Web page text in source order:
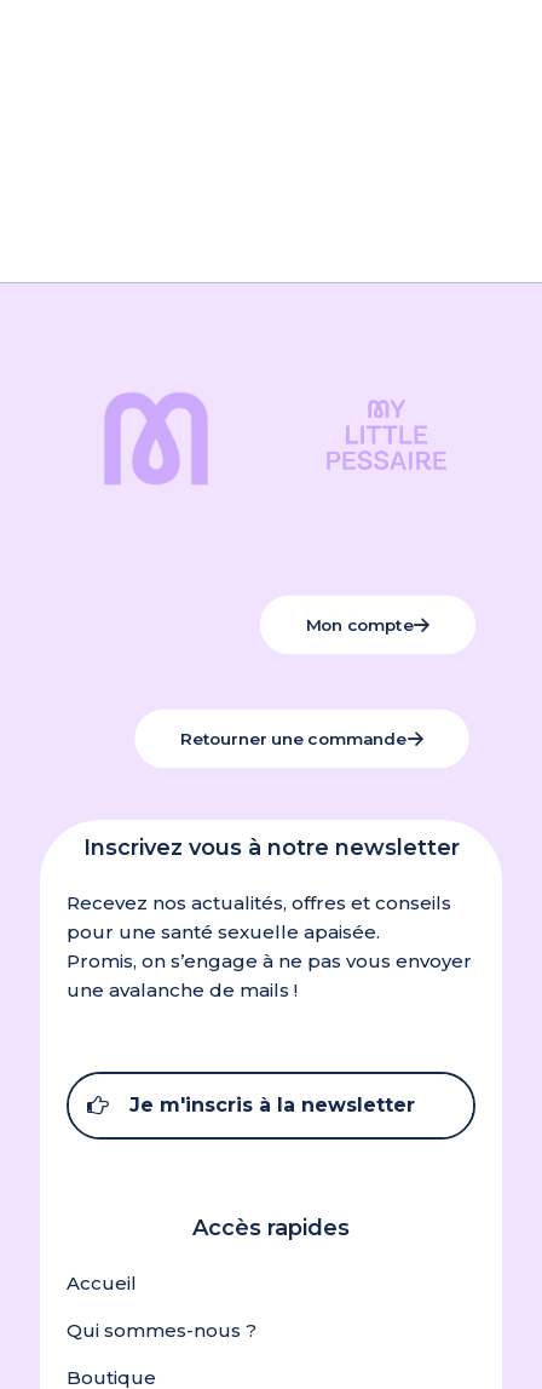
Mon compte
Retourner une commande
Inscrivez vous à notre newsletter
Recevez nos actualités, offres et conseils
pour une santé sexuelle apaisée.
Promis, on s’engage à ne pas vous envoyer
une avalanche de mails !
Je m'inscris à la newsletter
Accès rapides
Accueil
Qui sommes-nous ?
Boutique